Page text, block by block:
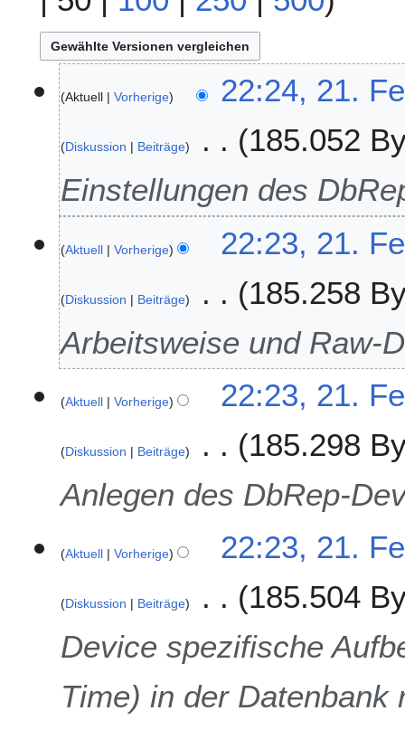
1
a
Aktuell Vorherige 22:24, 21.
Diskussion Beiträge
185.052
Einstellungen des
Aktuell Vorherige 22:23, 21.
Diskussion Beiträge
185.258
Arbeitsweise und Raw-
Aktuell Vorherige 22:23, 21.
Diskussion Beiträge
185.298
Anlegen des DbRep-
Aktuell Vorherige 22:23, 21.
Diskussion Beiträge
185.504
Device spezifische
Time) in der Datenbank